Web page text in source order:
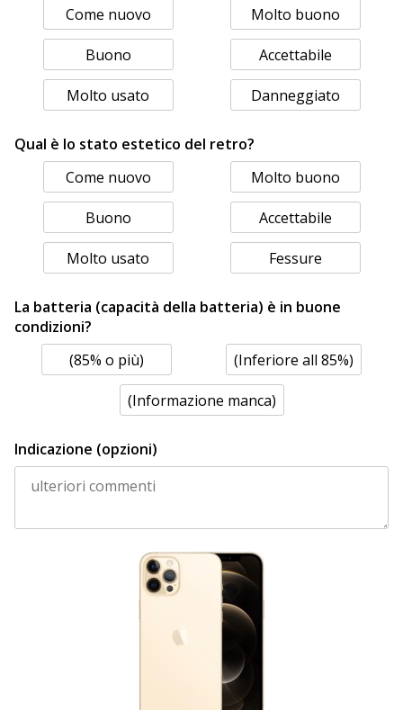
Come nuovo
Molto buono
Buono Accettabile
Molto usato Danneggiato
Qual è lo stato estetico del retro?
Come nuovo
Molto buono
Buono Accettabile
Molto usato Fessure
La batteria (capacità della batteria) è in buone
condizioni?
(85% o più)
(Inferiore all 85%)
(Informazione manca)
Indicazione (opzioni)